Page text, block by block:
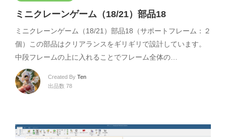
ミニクレーンゲーム（18/21）部品18
ミニクレーンゲーム（18/21）部品18（サポートフレーム：２
個）この部品はクリアランスをギリギリで設計しています。
中段フレームの上に入れることでフレーム全体の…
Created By Ten
出品数 78